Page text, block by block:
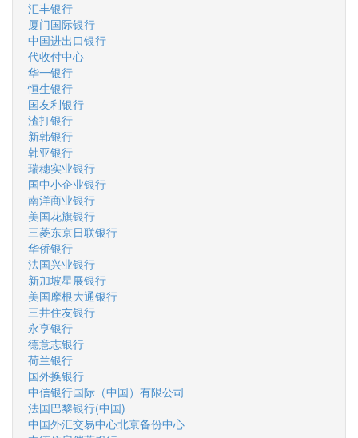
汇丰银行
厦门国际银行
中国进出口银行
代收付中心
华一银行
恒生银行
国友利银行
渣打银行
新韩银行
韩亚银行
瑞穗实业银行
国中小企业银行
南洋商业银行
美国花旗银行
三菱东京日联银行
华侨银行
法国兴业银行
新加坡星展银行
美国摩根大通银行
三井住友银行
永亨银行
德意志银行
荷兰银行
国外换银行
中信银行国际（中国）有限公司
法国巴黎银行(中国)
中国外汇交易中心北京备份中心